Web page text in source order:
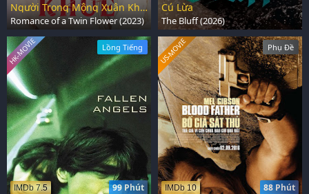
Người Trong Mộng Xuân Khuê
Romance of a Twin Flower (2023)
Cú Lừa
The Bluff (2026)
Lồng Tiếng
99 Phút
IMDb 7.5
HK-MOVIE Phụ Đề
88 Phút
IMDb 10
US-MOVIE